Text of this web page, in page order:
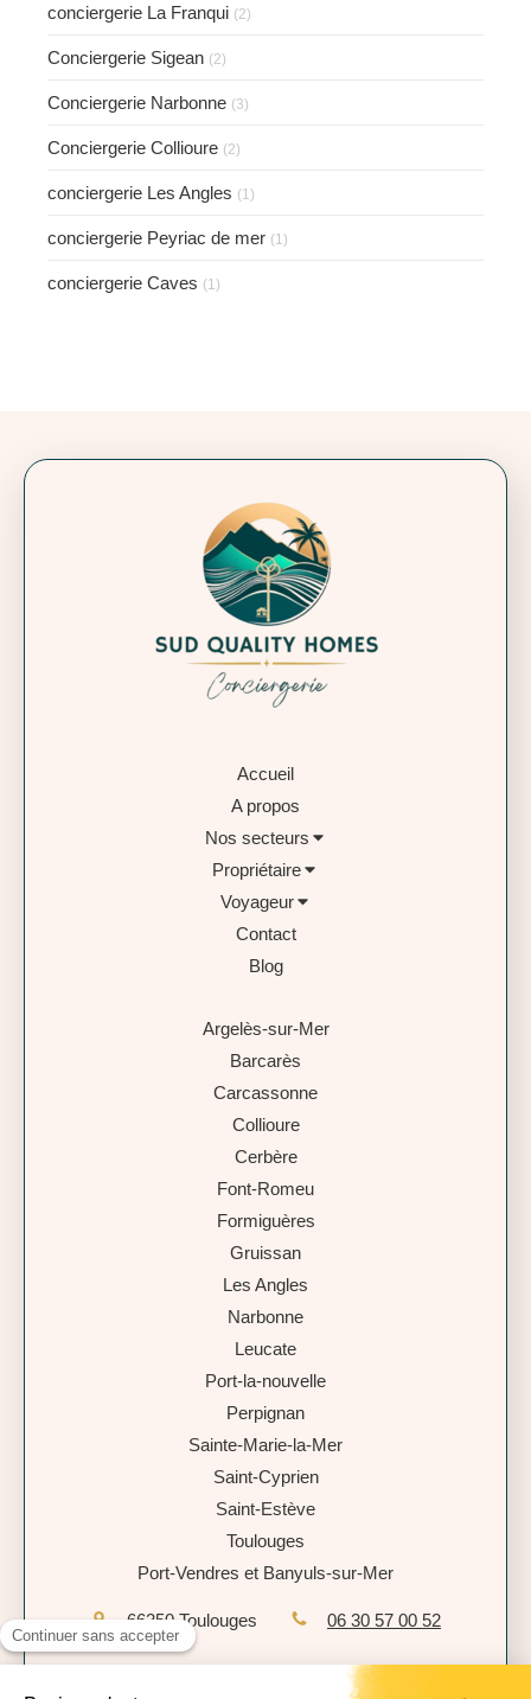
conciergerie La Franqui (2)
Conciergerie Sigean (2)
Conciergerie Narbonne (3)
Conciergerie Collioure (2)
conciergerie Les Angles (1)
conciergerie Peyriac de mer (1)
conciergerie Caves (1)
Accueil
A propos
Nos secteurs
Propriétaire
Voyageur
Contact
Blog
Argelès-sur-Mer
Barcarès
Carcassonne
Collioure
Cerbère
Font-Romeu
Formiguères
Gruissan
Les Angles
Narbonne
Leucate
Port-la-nouvelle
Perpignan
Sainte-Marie-la-Mer
Saint-Cyprien
Saint-Estève
Toulouges
Port-Vendres et Banyuls-sur-Mer
66350 Toulouges 06 30 57 00 52